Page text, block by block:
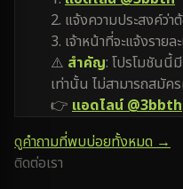
2. แจ้งความประสงค์ว่
3. เจ้าหน้าที่จะแจ้งรายล
⚠️ สำคัญ: โปรโมชันนี้
เท่านั้น ไม่สามารถสมัค
👉 แอดไลน์ @3bbth
ดูคำถามที่พบบ่อยทั้งหมด →
ติดต่อเรา